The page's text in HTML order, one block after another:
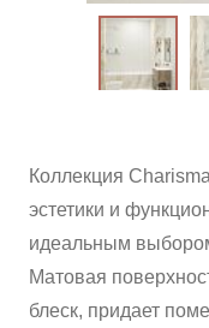
Коллекция
эстетики и
идеальным
Матовая
блеск, придает